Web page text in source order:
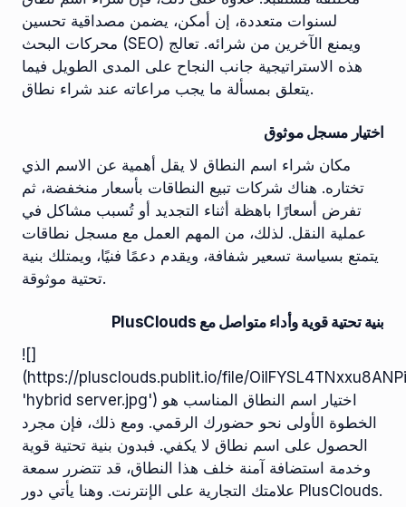
لسنوات متعددة، إن أمكن، يضمن مصداقية تحسين
محركات البحث (SEO) ويمنع الآخرين من شرائه. تعالج
هذه الاستراتيجية جانب النجاح على المدى الطويل فيما
يتعلق بمسألة ما يجب مراعاته عند شراء نطاق.
اختيار مسجل موثوق
مكان شراء اسم النطاق لا يقل أهمية عن الاسم الذي
تختاره. هناك شركات تبيع النطاقات بأسعار منخفضة، ثم
تفرض أسعارًا باهظة أثناء التجديد أو تُسبب مشاكل في
عملية النقل. لذلك، من المهم العمل مع مسجل نطاقات
يتمتع بسياسة تسعير شفافة، ويقدم دعمًا فنيًا، ويمتلك بنية
تحتية موثوقة.
بنية تحتية قوية وأداء متواصل مع PlusClouds
![]
(https://plusclouds.publit.io/file/
'hybrid server.jpg') اختيار اسم النطاق المناسب هو
الخطوة الأولى نحو حضورك الرقمي. ومع ذلك، فإن مجرد
الحصول على اسم نطاق لا يكفي. فبدون بنية تحتية قوية
وخدمة استضافة آمنة خلف هذا النطاق، قد تتضرر سمعة
علامتك التجارية على الإنترنت. وهنا يأتي دور PlusClouds.